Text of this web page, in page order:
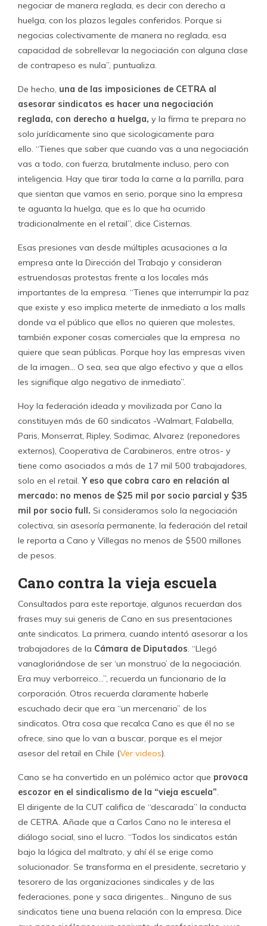
también exponer cosas comerciales que la empresa no
quiere que sean públicas. Porque hoy las empresas viven
de la imagen… O sea, sea que algo efectivo y que a ellos
les signifique algo negativo de inmediato”.
constituyen más de 60 sindicatos -Walmart, Falabella,
Paris, Monserrat, Ripley, Sodimac, Alvarez (reponedores
externos), Cooperativa de Carabineros, entre otros- y
tiene como asociados a más de 17 mil 500 trabajadores,
solo en el retail. Y eso que cobra caro en relación al
mercado: no menos de $25 mil por socio parcial y $35
mil por socio full.Si consideramos solo la negociación
colectiva, sin asesoría permanente, la federación del retail
le reporta a Cano y Villegas no menos de $500 millones
de pesos.
Cano contra la vieja escuela
Consultados para este reportaje, algunos recuerdan dos
frases muy sui generis de Cano en sus presentaciones
ante sindicatos. La primera, cuando intentó asesorar a los
trabajadores de laCámara de Diputados. “Llegó
vanagloriándose de ser ‘un monstruo’ de la negociación.
Era muy verborreico…”, recuerda un funcionario de la
corporación. Otros recuerda claramente haberle
escuchado decir que era “un mercenario” de los
ofrece, sino que lo van a buscar, porque es el mejor
asesor del retail en Chile (Ver videos ).
Cano se ha convertido en un polémico actor queprovoca
escozor en el sindicalismo de la “vieja escuela”.
El dirigente de la CUT califica de “descarada” la conducta
de CETRA. Añade que a Carlos Cano no le interesa el
diálogo social, sino el lucro. “Todos los sindicatos están
bajo la lógica del maltrato, y ahí él se erige como
solucionador. Se transforma en el presidente, secretario y
tesorero de las organizaciones sindicales y de las
sindicatos tiene una buena relación con la empresa. Dice
que pone sicólogos y un conjunto de profesionales, y yo
la verdad es que no se si me sirven a mí como
trabajador”, dice.
Sandoval agrega que “si los sindicatos que tiene Cano
llevan 14 o 15 años con él, no es su culpa, ya que hace
bien su pega, yson lo dirigentes los que pecan de
omisión, que se quedan en los laureles y no les interesa
aprender y ahorrarse las lucas que le pagan a estas
empresas. El dirigente no tiene por qué ser experto en
economía o como funciona el mercado, ni tiene porque
entender las leyes laborales. Peroyo no estoy de
acuerdo con las asesorías invasivas, que toman las
decisiones por tí “.
A Cano también se le acusa de intervenir las asambleas,
menoscabando de tal manera al dirigente sindical que
este se vea en la necesidad de llevarlo hasta las
reuniones, donde toma el liderazgo. “Los dirigentes más
allá de ver en él una habilidad técnica, crean lazos de
confianza y dependencia. El se apropia de las
asambleas justificando a muchos dirigentes y pidiendo
disculpas”, añade.